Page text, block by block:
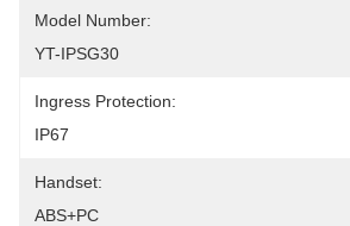
Model Number:
YT-IPSG30
Ingress Protection:
IP67
Handset:
ABS+PC